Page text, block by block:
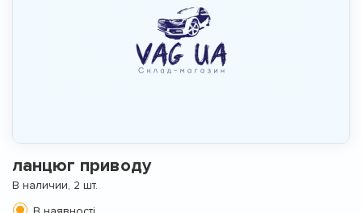
ланцюг приводу
В наличии, 2 шт.